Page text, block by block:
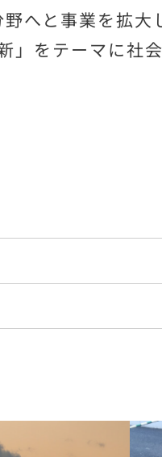
へと事業を拡大
をテーマに社会